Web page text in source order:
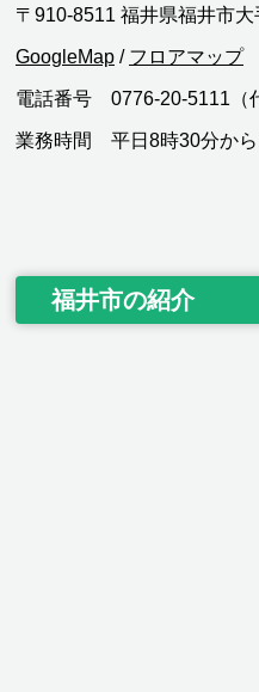
〒910-8511 福井県福井市
GoogleMap / フロアマップ
電話番号 0776-20-5111（
業務時間 平日8時30分から
福井市の紹介